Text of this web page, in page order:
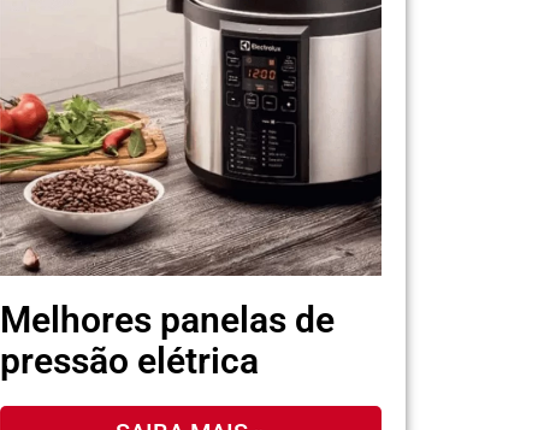
Melhores panelas de
pressão elétrica